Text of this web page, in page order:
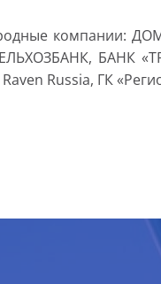
компании:
БАНК
Russia, ГК